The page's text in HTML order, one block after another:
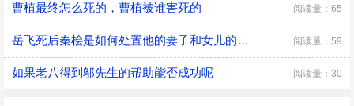
曹植最终怎么死的，曹植被谁害死的 阅读量：65
​岳飞死后秦桧是如何处置他的妻子和女儿的，秦桧怎么处置岳飞家人的 阅读量：59
如果老八得到邬先生的帮助能否成功呢 阅读量：30